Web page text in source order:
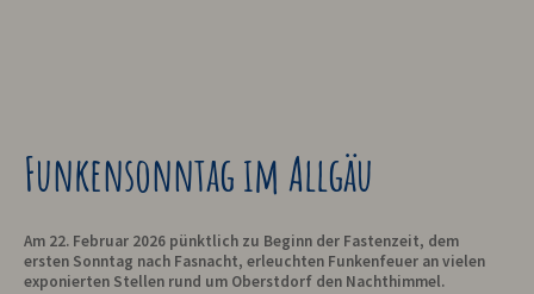
Funkensonntag im Allgäu
Am 22. Februar 2026 pünktlich zu Beginn der Fastenzeit, dem
ersten Sonntag nach Fasnacht, erleuchten Funkenfeuer an vielen
exponierten Stellen rund um Oberstdorf den Nachthimmel.